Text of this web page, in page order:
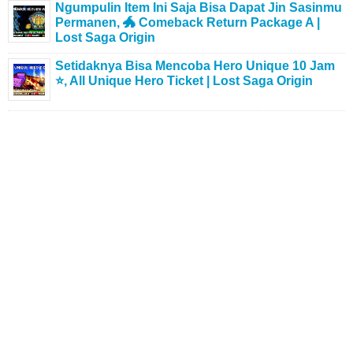
Ngumpulin Item Ini Saja Bisa Dapat Jin Sasinmu
Permanen, 🐲 Comeback Return Package A |
Lost Saga Origin
Setidaknya Bisa Mencoba Hero Unique 10 Jam
⭐, All Unique Hero Ticket | Lost Saga Origin